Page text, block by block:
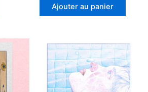
Ajouter au panier